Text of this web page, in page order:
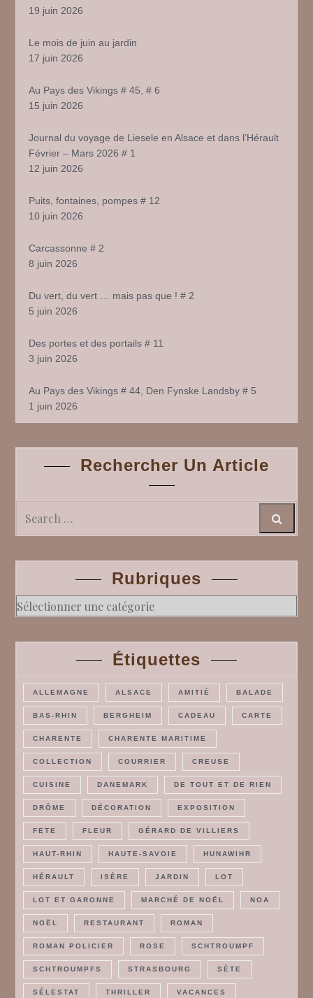
19 juin 2026
Le mois de juin au jardin
17 juin 2026
Au Pays des Vikings # 45, # 6
15 juin 2026
Journal du voyage de Liesele en Alsace et dans l’Hérault
Février – Mars 2026 # 1
12 juin 2026
Puits, fontaines, pompes # 12
10 juin 2026
Carcassonne # 2
8 juin 2026
Du vert, du vert … mais pas que ! # 2
5 juin 2026
Des portes et des portails # 11
3 juin 2026
Au Pays des Vikings # 44, Den Fynske Landsby # 5
1 juin 2026
Rechercher Un Article
Rubriques
Rubriques
Étiquettes
ALLEMAGNE ALSACE AMITIÉ BALADE
BAS-RHIN BERGHEIM CADEAU CARTE
CHARENTE CHARENTE MARITIME
COLLECTION COURRIER CREUSE
CUISINE DANEMARK DE TOUT ET DE RIEN
DRÔME DÉCORATION EXPOSITION
FETE FLEUR GÉRARD DE VILLIERS
HAUT-RHIN HAUTE-SAVOIE HUNAWIHR
HÉRAULT ISÈRE JARDIN LOT
LOT ET GARONNE MARCHÉ DE NOËL NOA
NOËL RESTAURANT ROMAN
ROMAN POLICIER ROSE SCHTROUMPF
SCHTROUMPFS STRASBOURG SÈTE
SÉLESTAT THRILLER VACANCES